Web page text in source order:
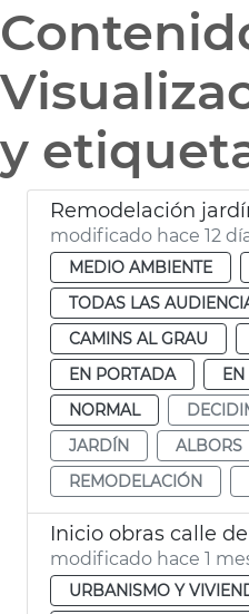
y
modificado hace 12
MEDIO AMBIENTE
TODAS LAS
CAMINS AL GRAU
EN PORTADA
NORMAL
JARDÍN
ALBORS
REMODELACIÓN
Inicio obras calle
modificado hace 1
URBANISMO Y